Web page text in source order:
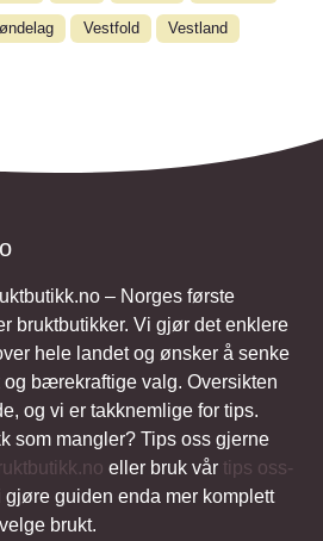
Vestfold Vestland
– Norges første
bruktbutikker. Vi gjør det enklere
hele landet og ønsker å senke
bærekraftige valg. Oversikten
og vi er takknemlige for tips.
som mangler? Tips oss gjerne
eller bruk vår tips oss-
gjøre guiden enda mer komplett
brukt.